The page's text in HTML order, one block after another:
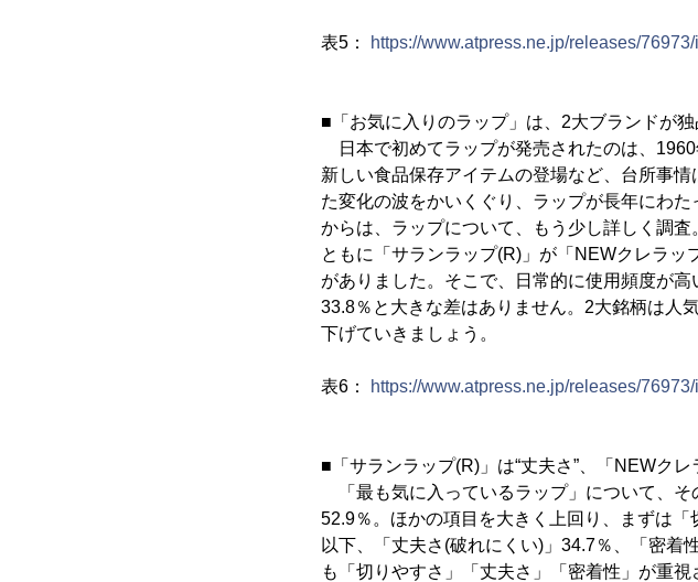
表5： https://www.atpress.ne.jp/releases/
■「お気に入りのラップ」は、2大ブランドが独
日本で初めてラップが発売されたのは、
新しい食品保存アイテムの登場など、台所事
た変化の波をかいくぐり、ラップが長年にわ
からは、ラップについて、もう少し詳しく調
ともに「サランラップ(R)」が「NEWクレラ
がありました。そこで、日常的に使用頻度が
33.8％と大きな差はありません。2大銘柄は人
下げていきましょう。
表6： https://www.atpress.ne.jp/releases/
■「サランラップ(R)」は“丈夫さ”、「NEWクレ
「最も気に入っているラップ」について、
52.9％。ほかの項目を大きく上回り、まずは「
以下、「丈夫さ(破れにくい)」34.7％、「密着
も「切りやすさ」「丈夫さ」「密着性」が重